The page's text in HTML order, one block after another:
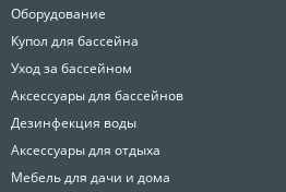
Оборудование
Купол для бассейна
Уход за бассейном
Аксессуары для бассейнов
Дезинфекция воды
Аксессуары для отдыха
Мебель для дачи и дома